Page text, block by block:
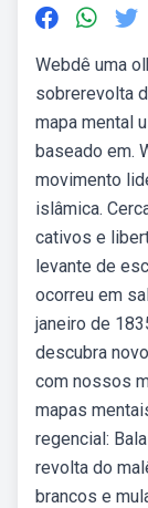
Webdê uma
sobrerevolta
mapa mental
baseado em.
movimento
islâmica.
cativos e
levante de
ocorreu em
janeiro de
descubra
com nossos
mapas
regencial:
revolta do
brancos e